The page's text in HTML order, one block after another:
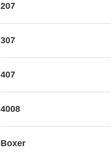
207
307
407
4008
Boxer